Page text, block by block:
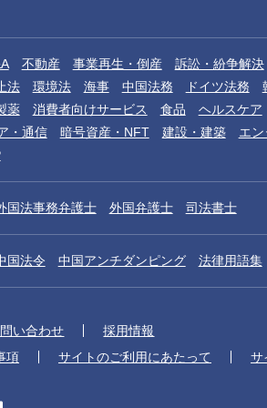
不動産 事業再生・倒産 訴訟・紛争解決
法 環境法 海事 中国法務 ドイツ法務
薬 消費者向けサービス 食品 ヘルスケア
・通信 暗号資産・NFT 建設・建築
エ
国法事務弁護士 外国弁護士 司法書士
国法令 中国アンチダンピング 法律用語集
い合わせ
採用情報
項 サイトのご利用にあたって サ